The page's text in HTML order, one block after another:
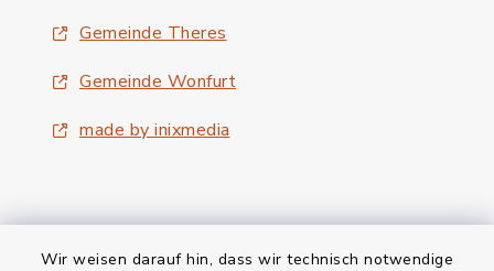
Wir weisen darauf hin, dass wir technisch notwendige
Gemeinde Theres
Gemeinde Wonfurt
made by inixmedia